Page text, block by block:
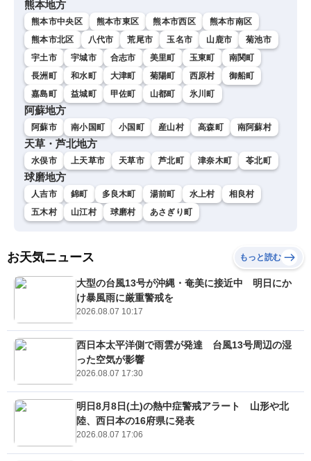
熊本地方
熊本市中央区 熊本市東区 熊本市西区
熊本市南区
熊本市北区
八代市 荒尾市 玉名市 山鹿市
菊池市
宇土市
宇城市 合志市 美里町 玉東町
南関町
長洲町
和水町 大津町 菊陽町 西原村
御船町
嘉島町
益城町 甲佐町 山都町 氷川町
阿蘇地方
阿蘇市 南小国町 小国町 産山村 高森町 南阿蘇村
天草・芦北地方
水俣市 上天草市 天草市 芦北町 津奈木町 苓北町
球磨地方
人吉市 錦町 多良木町 湯前町 水上村
相良村
五木村
山江村 球磨村 あさぎり町
お天気ニュース もっと読む
大型の台風13号が沖縄・奄美に接近中 明日にか
け暴風雨に厳重警戒を
2026.08.07 10:17
西日本太平洋側で雨雲が発達 台風13号周辺の湿
った空気が影響
2026.08.07 17:30
明日8月8日(土)の熱中症警戒アラート 山形や北
陸、西日本の16府県に発表
2026.08.07 17:06